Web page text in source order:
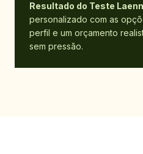
Resultado do Teste
personalizado com as
perfil e um orçamento
sem pressão.